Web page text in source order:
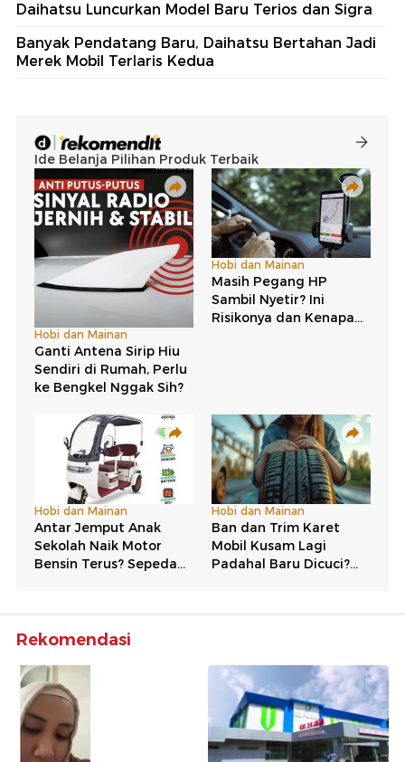
Daihatsu Luncurkan Model Baru Terios dan Sigra
Banyak Pendatang Baru, Daihatsu Bertahan Jadi
Merek Mobil Terlaris Kedua
Rekomendasi